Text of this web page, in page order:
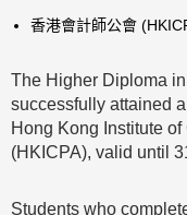
香港會計師公會
The Higher Diploma
successfully attained
Hong Kong Institute
(HKICPA), valid until
Students who